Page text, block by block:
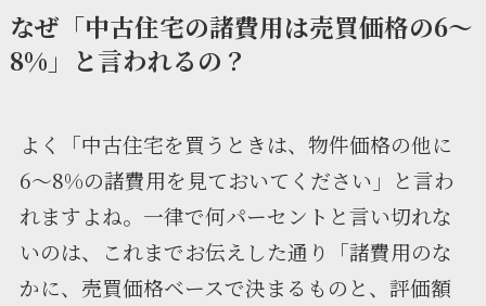
なぜ「中古住宅の諸費用は売買価格の6〜
8%」と言われるの？
よく「中古住宅を買うときは、物件価格の他に
6〜8%の諸費用を見ておいてください」と言わ
れますよね。一律で何パーセントと言い切れな
いのは、これまでお伝えした通り「諸費用のな
かに、売買価格ベースで決まるものと、評価額